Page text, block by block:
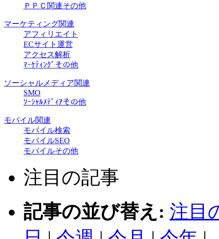
ＰＰＣ関連その他
マーケティング関連
アフィリエイト
ECサイト運営
アクセス解析
ﾏｰｹﾃｨﾝｸﾞその他
ソーシャルメディア関連
SMO
ｿｰｼｬﾙﾒﾃﾞｨｱその他
モバイル関連
モバイル検索
モバイルSEO
モバイルその他
注目の記事
記事の並び替え: 注目